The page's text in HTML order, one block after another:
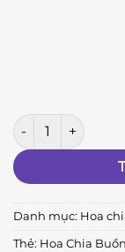
CB004 số lượng
Danh mục: Hoa
Thẻ: Hoa Chia Buồn